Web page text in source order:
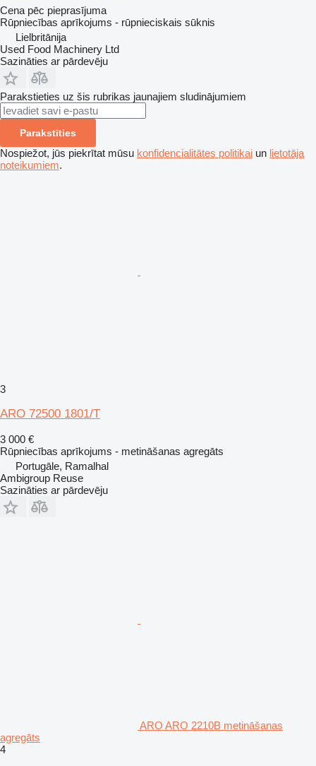
Cena pēc pieprasījuma
Rūpniecības aprīkojums - rūpnieciskais sūknis
Lielbritānija
Used Food Machinery Ltd
Sazināties ar pārdevēju
Parakstieties uz šis rubrikas jaunajiem sludinājumiem
Parakstīties
Nospiežot, jūs piekrītat mūsu konfidencialitātes politikai un lietotāja
noteikumiem.
3
ARO 72500 1801/T
3 000 €
Rūpniecības aprīkojums - metināšanas agregāts
Portugāle, Ramalhal
Ambigroup Reuse
Sazināties ar pārdevēju
ARO ARO 2210B metināšanas
agregāts
4